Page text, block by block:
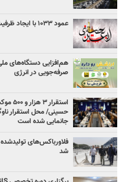
عمود ۱۰۳۳ با ایجاد ظرفیت اسکان برای ۵۰۰ نفر از زوار
هم‌افزایی دستگاه‌های
صرفه‌جویی در انرژی
حسینی/ محل استقرار
جانمایی شده است
فلاورباکس‌های تولیدشده
شد